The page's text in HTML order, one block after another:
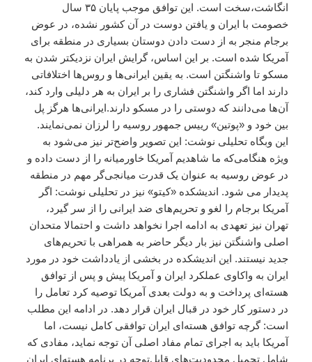
انگاشت،سخت است. این توافق موجب پایان ۳۵ سال
خصومت با ایران و یافتن دوست در آن کشور نشده، در عوض
برجام منجر به از دست دادن دوستان بسیاری در منطقه برای
آمریکا شده است. بر این اساس، گرایش ایران نزدیکتر شدن به
مسکو تا واشنگتن است. به یقین ایرانی‌ها و روس‌ها اختلافاتی
دارند اما اگر واشنگتن فشاری را بر ایران به هر دلیلی وارد کند،
آن‌ها می‌دانند که دوستی را در مسکو دارند.ایرانی‌ها هرگز پل
بین خود و «پوتین» رییس جمهور روسیه را لرزان نمی‌نمایند.
این وبگاه تحلیلی نوشت: این تصویر واضح‌تر نیز می‌شود به
ویژه هنگامی‌که ما شاهدیم آمریکا خاورمیانه را از دست داده و
در عوض روسیه به عنوان یک قدرت میانجی‌گر مهم در منطقه
پدیدار می شود. اندیشکده «کیتو» نیز در تحلیلی نوشت: اگر
آمریکا برجام را لغو و تحریم‌های ضد ایرانی را از سر گیرد،
تهران نیز تعهدی به ادامه اجرا نخواهد داشت و احتمالا متحدان
اصلی واشنگتن نیز بار دیگر حاضر به همراهی با تحریم‌های
جدید نیستند. این اندیشکده در بخشی از یادداشت خود در مورد
ایران به واکاوی عملکرد ایران و آمریکا پیش و پس از توافق
هسته‌ای پرداخت و به دولت بعدی آمریکا توصیه کرد تعامل را
در دستور کار خود در قبال ایران قرار دهد. در ادامه این مطلب
است: گرچه توافق هسته‌ای ایران توافقی کامل نیست، اما
آمریکا باید به اجرای تمام مفاد اصلی آن توجه نماید، مفادی که
شامل تحمیل محدودیت‌های قابل‌توجه در برنامه هسته‌ای ایران